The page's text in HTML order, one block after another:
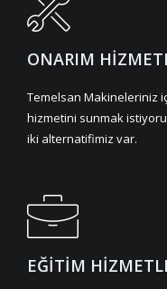
ONARIM
Temelsan Makineleriniz
hizmetini sunmak
iki alternatifimiz var.
EĞİTİM